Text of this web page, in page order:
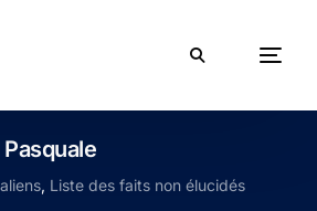
, Liste des faits non élucidés